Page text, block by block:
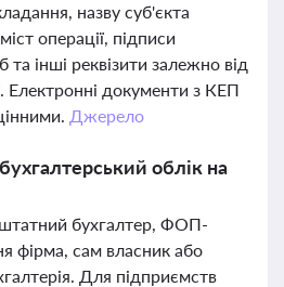
назву суб'єкта
операції, підписи
та інші реквізити залежно від
Електронні документи з КЕП
Джерело
облік на
бухгалтер, ФОП-
фірма, сам власник або
Для підприємств